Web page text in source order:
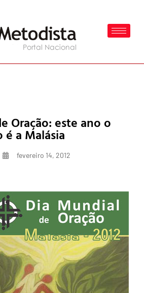
Oração: este ano o
é a Malásia
fevereiro 14, 2012